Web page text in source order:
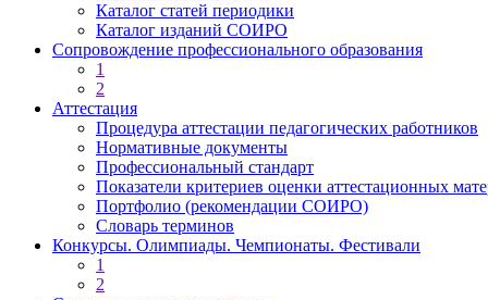
Каталог статей периодики
Каталог изданий СОИРО
Сопровождение профессионального образования
1
2
Аттестация
Процедура аттестации педагогических работников
Нормативные документы
Профессиональный стандарт
Показатели критериев оценки аттестационных
Портфолио (рекомендации СОИРО)
Словарь терминов
Конкурсы. Олимпиады. Чемпионаты. Фестивали
1
2